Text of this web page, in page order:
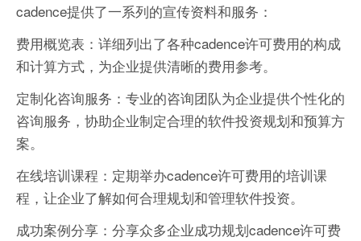
cadence提供了一系列的宣传资料和服务：
费用概览表：详细列出了各种cadence许可费用的构成
和计算方式，为企业提供清晰的费用参考。
定制化咨询服务：专业的咨询团队为企业提供个性化的
咨询服务，协助企业制定合理的软件投资规划和预算方
案。
在线培训课程：定期举办cadence许可费用的培训课
程，让企业了解如何合理规划和管理软件投资。
成功案例分享：分享众多企业成功规划cadence许可费